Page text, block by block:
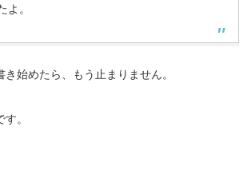
よ。
始めたら、もう止まりません。
。